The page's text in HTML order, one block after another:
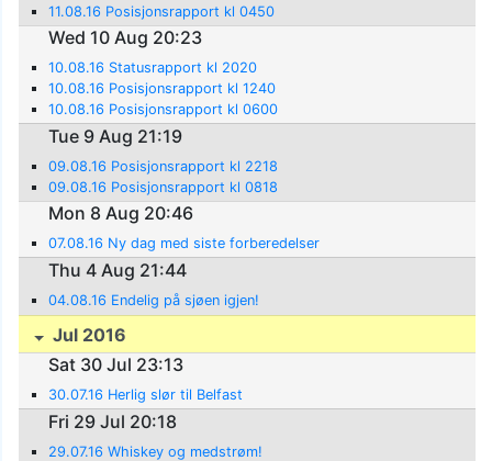
11.08.16 Posisjonsrapport kl 0450
Wed 10 Aug 20:23
10.08.16 Statusrapport kl 2020
10.08.16 Posisjonsrapport kl 1240
10.08.16 Posisjonsrapport kl 0600
Tue 9 Aug 21:19
09.08.16 Posisjonsrapport kl 2218
09.08.16 Posisjonsrapport kl 0818
Mon 8 Aug 20:46
07.08.16 Ny dag med siste forberedelser
Thu 4 Aug 21:44
04.08.16 Endelig på sjøen igjen!
Jul 2016
Sat 30 Jul 23:13
30.07.16 Herlig slør til Belfast
Fri 29 Jul 20:18
29.07.16 Whiskey og medstrøm!